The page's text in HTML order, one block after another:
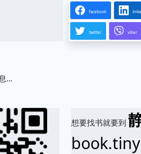
facebook
twitter viber
...
想要找书就要到